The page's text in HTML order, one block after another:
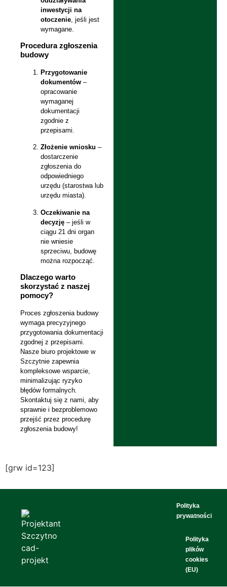
inwestycji na
otoczenie , jeśli jest
wymagane.
Procedura zgłoszenia
budowy
Przygotowanie
dokumentów –
opracowanie
wymaganej
dokumentacji
zgodnie z
przepisami.
Złożenie wniosku –
dostarczenie
zgłoszenia do
odpowiedniego
urzędu (starostwa lub
urzędu miasta).
Oczekiwanie na
decyzję – jeśli w
ciągu 21 dni organ
nie wniesie
sprzeciwu, budowę
można rozpocząć.
Dlaczego warto
skorzystać z naszej
pomocy?
Proces zgłoszenia budowy
wymaga precyzyjnego
przygotowania dokumentacji
zgodnej z przepisami.
Nasze biuro projektowe w
Szczytnie zapewnia
kompleksowe wsparcie,
minimalizując ryzyko
błędów formalnych.
Skontaktuj się z nami, aby
sprawnie i bezproblemowo
przejść przez procedurę
zgłoszenia budowy!
[grw id=123]
Polityka
prywatności
Polityka
plików
cookies
(EU)